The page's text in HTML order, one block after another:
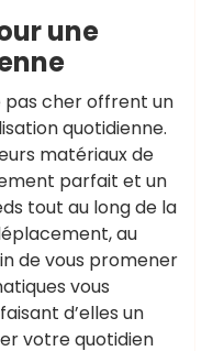
une
pas cher offrent un
quotidienne.
matériaux de
parfait et un
tout au long de la
au
de vous promener
vous
d’elles un
votre quotidien